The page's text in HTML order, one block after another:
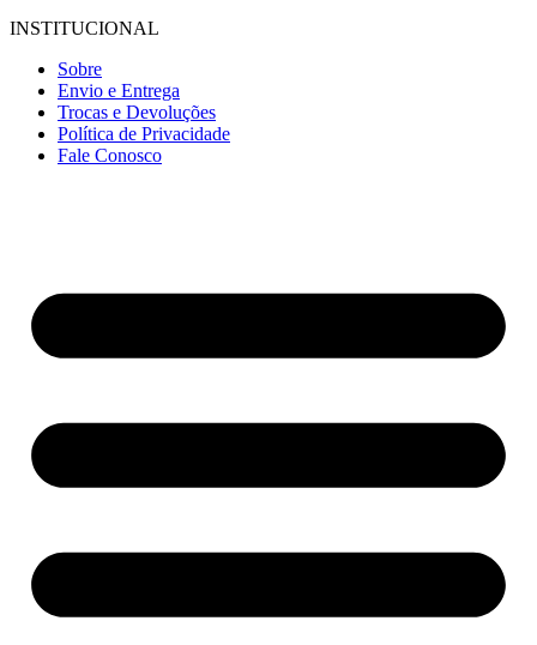
INSTITUCIONAL
Sobre
Envio e Entrega
Trocas e Devoluções
Política de Privacidade
Fale Conosco